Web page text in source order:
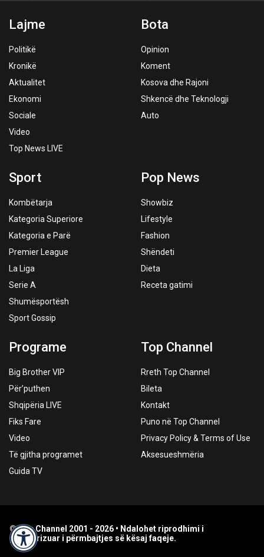
Accessibility
Lajme
Politikë
Kronikë
Aktualitet
Ekonomi
Sociale
Video
Top News LIVE
Bota
Opinion
Koment
Kosova dhe Rajoni
Shkencë dhe Teknologji
Auto
Sport
Kombëtarja
Kategoria Superiore
Kategoria e Parë
Premier League
La Liga
Serie A
Shumësportësh
Sport Gossip
Pop News
Showbiz
Lifestyle
Fashion
Shëndeti
Dieta
Receta gatimi
Programe
Big Brother VIP
Për’puthen
Shqipëria LIVE
Fiks Fare
Video
Të gjitha programet
Guida TV
Top Channel
Rreth Top Channel
Bileta
Kontakt
Puno në Top Channel
Privacy Policy & Terms of Use
Aksesueshmëria
© Top Channel 2001 - 2026 • Ndalohet riprodhimi i
paautorizuar i përmbajtjes së kësaj faqeje.